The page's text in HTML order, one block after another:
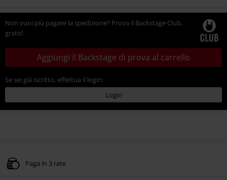
Non vuoi più pagare la spedizione? Prova il Backstage Club,
gratis!
Aggiungi il Backstage di prova al carrello
Se sei già iscritto, effettua il login:
Login
Paga in 3 rate